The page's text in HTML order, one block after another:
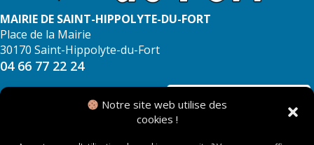
Notre site web utilise des
cookies !
MAIRIE DE SAINT-HIPPOLYTE-DU-FORT
Place de la Mairie
30170 Saint-Hippolyte-du-Fort
04 66 77 22 24
NOUS CONTACTER